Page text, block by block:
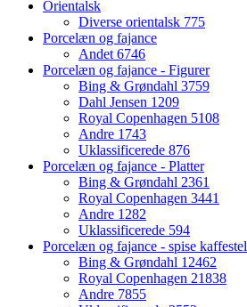
Orientalsk
Diverse orientalsk 775
Porcelæn og fajance
Andet 6746
Porcelæn og fajance - Figurer
Bing & Grøndahl 3759
Dahl Jensen 1209
Royal Copenhagen 5108
Andre 1743
Uklassificerede 876
Porcelæn og fajance - Platter
Bing & Grøndahl 2361
Royal Copenhagen 3441
Andre 1282
Uklassificerede 594
Porcelæn og fajance - spise kaffestel
Bing & Grøndahl 12462
Royal Copenhagen 21838
Andre 7855